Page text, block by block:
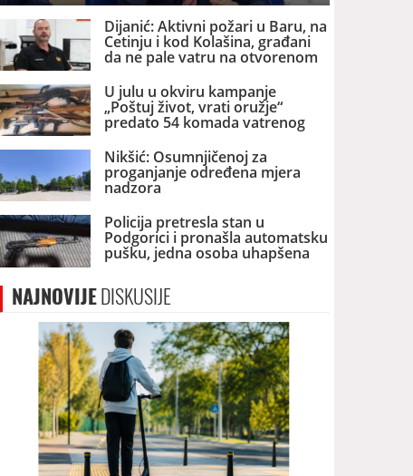
Dijanić: Aktivni požari u Baru, na
Cetinju i kod Kolašina, građani
da ne pale vatru na otvorenom
U julu u okviru kampanje
„Poštuj život, vrati oružje“
predato 54 komada vatrenog
oružja
Nikšić: Osumnjičenoj za
proganjanje određena mjera
nadzora
Policija pretresla stan u
Podgorici i pronašla automatsku
pušku, jedna osoba uhapšena
NAJNOVIJEDISKUSIJE